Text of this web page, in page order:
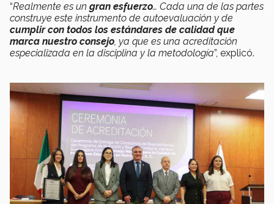
“Realmente es un gran esfuerzo… Cada una de las partes
construye este instrumento de autoevaluación y de
cumplir con todos los estándares de calidad que
marca nuestro consejo, ya que es una acreditación
especializada en la disciplina y la metodología”, explicó.